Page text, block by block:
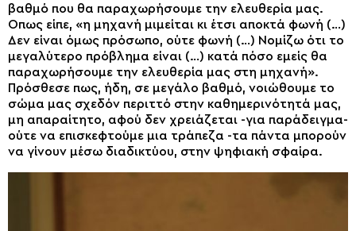
βαθμό που θα παραχωρήσουμε την ελευθερία μας.
Οπως είπε, «η μηχανή μιμείται κι έτσι αποκτά φωνή (…)
Δεν είναι όμως πρόσωπο, ούτε φωνή (…) Νομίζω ότι το
μεγαλύτερο πρόβλημα είναι (…) κατά πόσο εμείς θα
παραχωρήσουμε την ελευθερία μας στη μηχανή».
Πρόσθεσε πως, ήδη, σε μεγάλο βαθμό, νοιώθουμε το
σώμα μας σχεδόν περιττό στην καθημερινότητά μας,
μη απαραίτητο, αφού δεν χρειάζεται -για παράδειγμα-
ούτε να επισκεφτούμε μια τράπεζα -τα πάντα μπορούν
να γίνουν μέσω διαδικτύου, στην ψηφιακή σφαίρα.